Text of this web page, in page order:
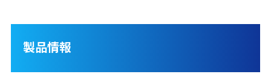
製品情報